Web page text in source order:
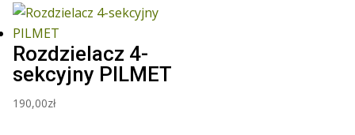
Rozdzielacz 4-
sekcyjny PILMET
190,00zł